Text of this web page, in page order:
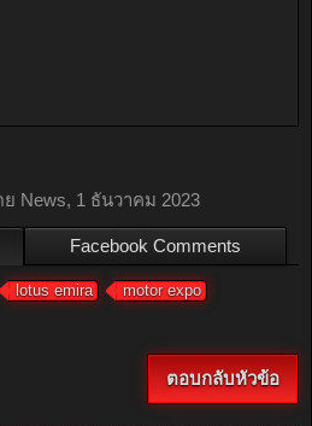
ย News, 1 ธันวาคม 2023
Facebook Comments
lotus emira
motor expo
ตอบกลับหัวข้อ